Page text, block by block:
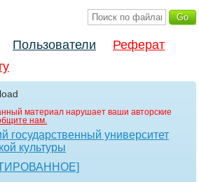
Пользователи
Реферат
материал нарушает ваши авторские
нам.
государственный университет
культуры